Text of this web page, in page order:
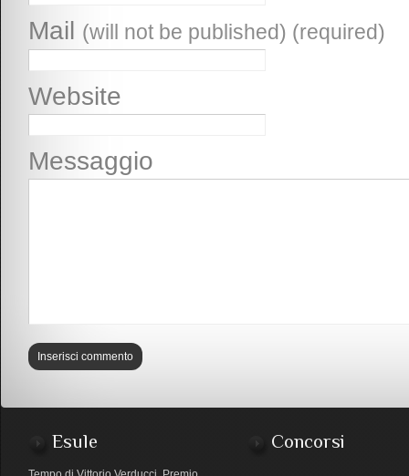
Mail (will not be published) (required)
Website
Messaggio
Esule Concorsi